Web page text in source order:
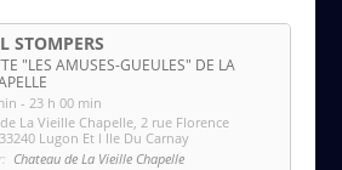
STOMPERS
"LES AMUSES-GUEULES" DE LA
- 23 h 00 min
La Vieille Chapelle, 2 rue Florence
Lugon Et l Ile Du Carnay
Chateau de La Vieille Chapelle